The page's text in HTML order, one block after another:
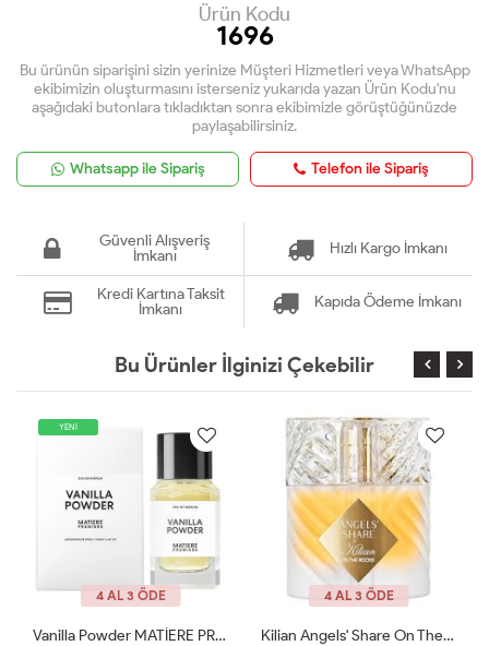
Ürün Kodu
1696
Bu ürünün siparişini sizin yerinize Müşteri Hizmetleri veya WhatsApp
ekibimizin oluşturmasını isterseniz yukarıda yazan Ürün Kodu'nu
aşağıdaki butonlara tıkladıktan sonra ekibimizle görüştüğünüzde
paylaşabilirsiniz.
Whatsapp ile Sipariş Telefon ile Sipariş
Güvenli Alışveriş
İmkanı
Hızlı Kargo İmkanı
Kredi Kartına Taksit
İmkanı
Kapıda Ödeme İmkanı
Bu Ürünler İlginizi Çekebilir
YENİ
4 AL 3 ÖDE
Vanilla Powder MATİERE PREMİERE 100ml JLT
4 AL 3 ÖDE
Kilian Angels' Share On The Rocks - Eau De Parfum ARC